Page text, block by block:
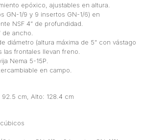
epóxico, ajustables en altura.
GN-1/9 y 9 insertos GN-1/6) en
NSF 4” de profundidad.
de ancho.
diámetro (altura máxima de 5” con vástago
frontales llevan freno.
Nema 5-15P.
en campo.
92.5 cm, Alto: 128.4 cm